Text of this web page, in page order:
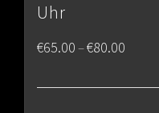
Uhr
€65.00–€80.00